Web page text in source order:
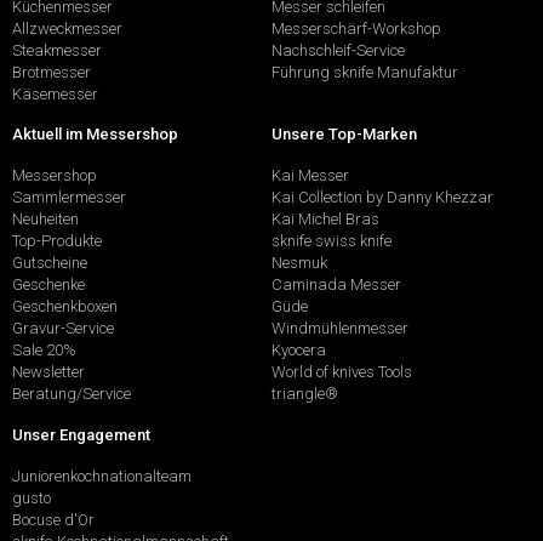
Küchenmesser
Allzweckmesser
Steakmesser
Brotmesser
Käsemesser
Messer schleifen
Messerschärf-Workshop
Nachschleif-Service
Führung sknife Manufaktur
Aktuell im Messershop
Messershop
Sammlermesser
Neuheiten
Top-Produkte
Gutscheine
Geschenke
Geschenkboxen
Gravur-Service
Sale 20%
Newsletter
Beratung/Service
Unsere Top-Marken
Kai Messer
Kai Collection by Danny Khezzar
Kai Michel Bras
sknife swiss knife
Nesmuk
Caminada Messer
Güde
Windmühlenmesser
Kyocera
World of knives Tools
triangle®
Unser Engagement
Juniorenkochnationalteam
gusto
Bocuse d'Or